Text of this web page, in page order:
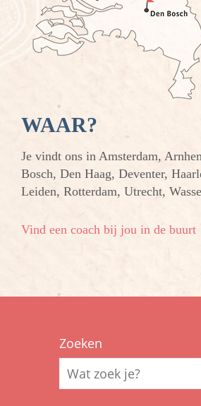
WAAR?
Je vindt ons in Amsterdam,
Bosch, Den Haag, Deventer,
Leiden, Rotterdam, Utrecht,
Vind een coach bij jou in de buurt
Zoeken